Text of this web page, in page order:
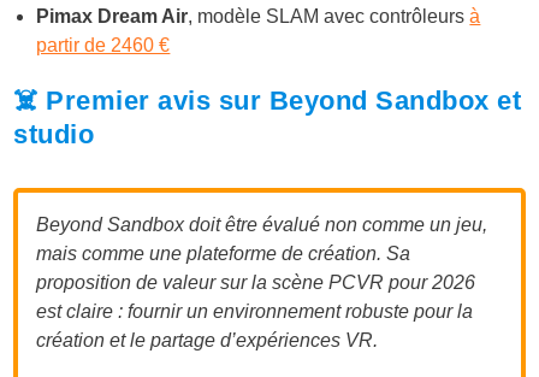
Pimax Dream Air, modèle SLAM avec contrôleursà
partir de 2460 €
☠️ Premier avis sur Beyond Sandbox et
studio
Beyond Sandbox doit être évalué non comme un jeu,
mais comme une plateforme de création. Sa
proposition de valeur sur la scène PCVR pour 2026
est claire : fournir un environnement robuste pour la
création et le partage d’expériences VR.